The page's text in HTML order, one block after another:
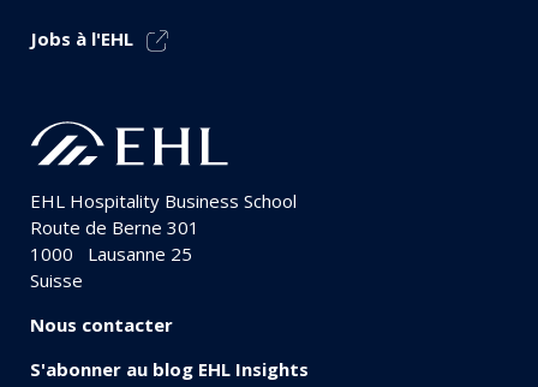
Jobs à l'EHL
EHL Hospitality Business School
Route de Berne 301
1000
Lausanne 25
Suisse
Nous contacter
S'abonner au blog EHL Insights